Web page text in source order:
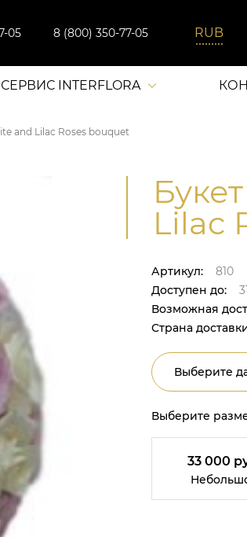
05 8 (800) 350-77-05
СЕРВИС INTERFLORA
and Lilac Roses bouquet
Lilac
Артикул:
810
Доступен до:
Возможная
Страна
Выберите
Выберите
33 000